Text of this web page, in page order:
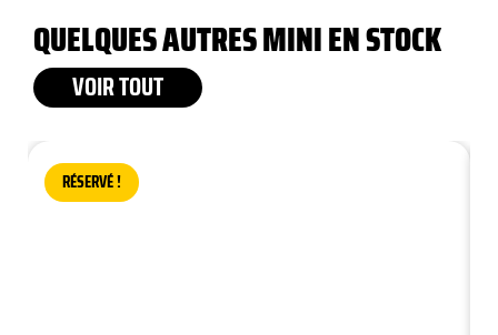
QUELQUES AUTRES MINI EN STOCK
VOIR TOUT
RÉSERVÉ !